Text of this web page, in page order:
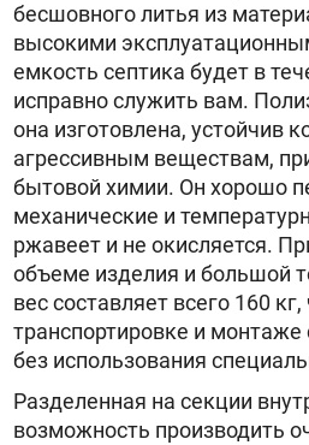
бесшовного литья из
высокими
емкость септика будет в
исправно служить вам.
она изготовлена, устойчив
агрессивным веществам,
бытовой химии. Он хорошо
механические и
ржавеет и не окисляется.
объеме изделия и большой
вес составляет всего 160
транспортировке и монтаже
без использования
Разделенная на секции
возможность производить